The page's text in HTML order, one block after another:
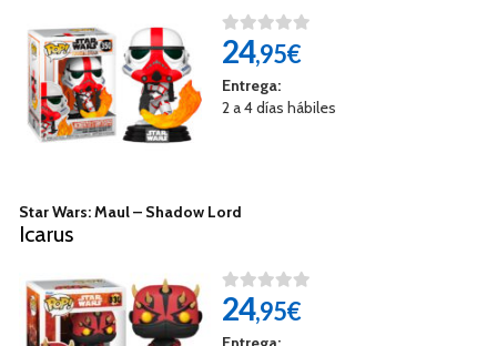
24,95€
Entrega:
2 a 4 días hábiles
Star Wars: Maul – Shadow Lord
Icarus
24,95€